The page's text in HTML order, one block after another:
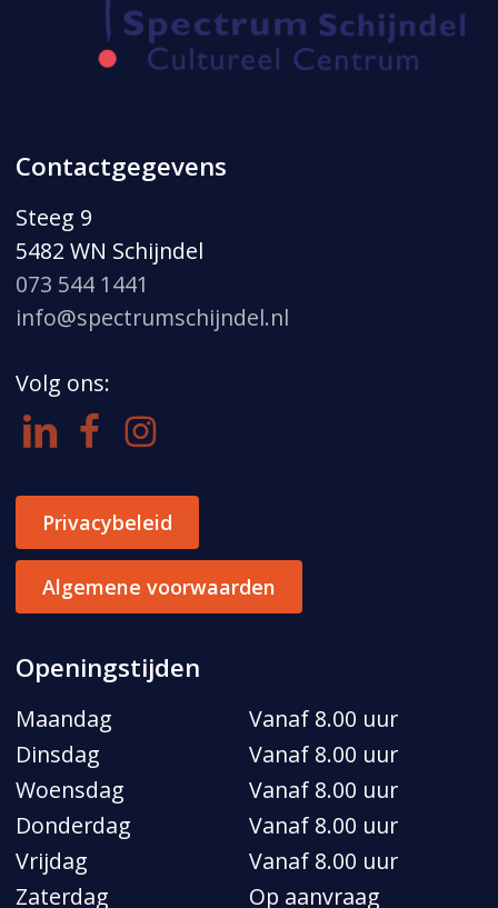
Contactgegevens
Steeg 9
5482 WN Schijndel
073 544 1441
info@spectrumschijndel.nl
Volg ons:
Privacybeleid
Algemene voorwaarden
Openingstijden
Maandag
Vanaf 8.00 uur
Dinsdag
Vanaf 8.00 uur
Woensdag
Vanaf 8.00 uur
Donderdag
Vanaf 8.00 uur
Vrijdag
Vanaf 8.00 uur
Zaterdag
Op aanvraag